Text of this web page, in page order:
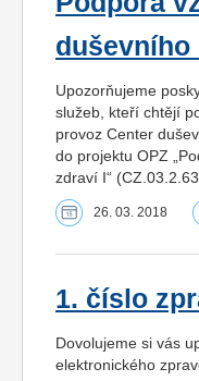
duševního
Upozorňujeme
služeb, kteří chtějí
provoz Center
do projektu OPZ
zdraví I“
26. 03. 2018
1. číslo
Dovolujeme si vás
elektronického